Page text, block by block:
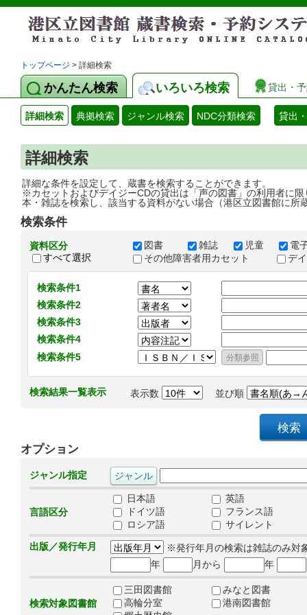
トップページ > 詳細検索
かんたん検索 いろいろ検索 貸出・
詳細検索 典拠検索 ジャンル検索 NDC分類検索 貸出
詳細検索
詳細な条件を設定して、蔵書を検索することができます。
※カセットおよびデイジーCDの貸出は「声の図書」の利用者に限
本・雑誌を検索し、該当する資料がない場合（港区立図書館に所
検索条件
資料区分
すべて選択
図書 雑誌 児童
電
その他障害者用カセット
デ
検索条件1
検索条件2
検索条件3
検索条件4
検索条件5
検索結果一覧表示 表示数 並び順
オプション
ジャンル指定
言語区分
日本語
英語
ドイツ語
フランス語
ロシア語
サイレント
出版／発行年月
※発行年月の検索は雑誌のみ対
年
月から 年
検索対象図書館
三田図書館
みなと図書
高輪分室
港南図書館